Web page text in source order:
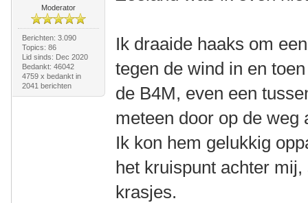
Moderator
Berichten: 3.090
Topics: 86
Lid sinds: Dec 2020
Bedankt: 46042
4759 x bedankt in
2041 berichten
Ik draaide haaks om
tegen de wind in en
de B4M, even een
meteen door op de weg
Ik kon hem gelukkig
het kruispunt achter
krasjes.